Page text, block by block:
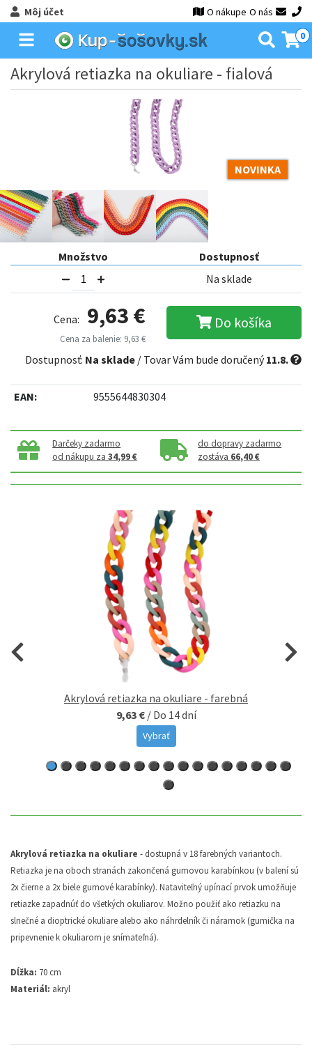
Môj účet O nákupe O nás
0
Akrylová retiazka na okuliare - fialová
NOVINKA
Množstvo
Dostupnosť
Na sklade
Cena: 9,63 €
Cena za balenie: 9,63 €
Do košíka
Dostupnosť: Na sklade / Tovar Vám bude doručený11.8.
EAN: 9555644830304
Darčeky zadarmo
od nákupu za34,99 €
do dopravy zadarmo
zostáva 66,40 €
Akrylová retiazka na okuliare - farebná
9,63 € / Do 14 dní
Vybrať
Akrylová retiazka na okuliare - dostupná v 18 farebných variantoch.
Retiazka je na oboch stranách zakončená gumovou karabínkou (v balení sú
2x čierne a 2x biele gumové karabínky). Nataviteľný upínací prvok umožňuje
retiazke zapadnúť do všetkých okuliarov. Možno použiť ako retiazku na
slnečné a dioptrické okuliare alebo ako náhrdelník či náramok (gumička na
pripevnenie k okuliarom je snímateľná).
Dĺžka: 70 cm
Materiál: akryl